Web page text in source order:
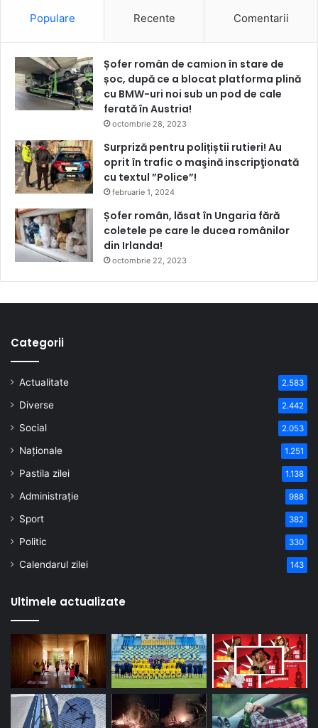
Populare Recente Comentarii
Șofer român de camion în stare de
șoc, după ce a blocat platforma plină
cu BMW-uri noi sub un pod de cale
ferată în Austria!
octombrie 28, 2023
Surpriză pentru polițiștii rutieri! Au
oprit în trafic o maşină inscripţionată
cu textul ”Police”!
februarie 1, 2024
Șofer român, lăsat în Ungaria fără
coletele pe care le ducea românilor
din Irlanda!
octombrie 22, 2023
Categorii
Actualitate 2.583
Diverse 2.442
Social 2.053
Naționale 1.251
Pastila zilei 1.138
Administrație 988
Sport 382
Politic 330
Calendarul zilei 143
Ultimele actualizate